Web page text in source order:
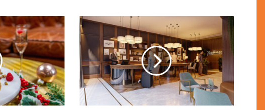
Radisson
mise
sur
France
avec
des
projets
ambitieux